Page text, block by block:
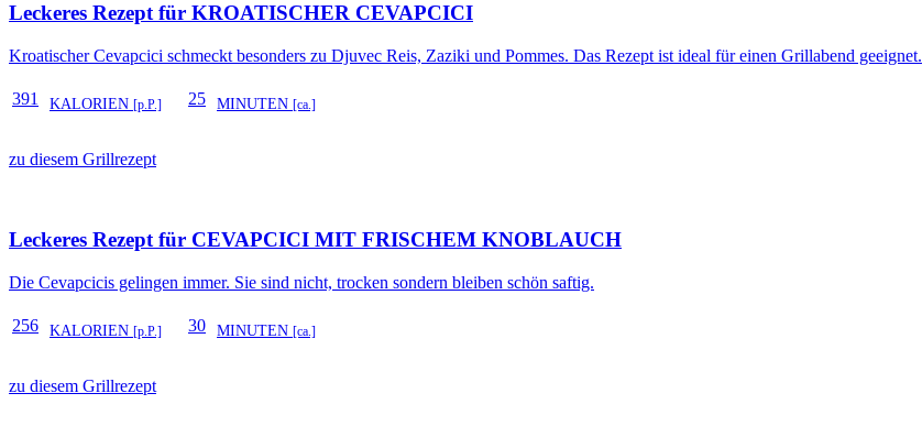
Leckeres Rezept für KROATISCHER CEVAPCICI
Kroatischer Cevapcici schmeckt besonders zu Djuvec Reis, Zaziki und Pommes. Das Rezept ist ideal für einen Grillabend geeignet.
391 KALORIEN [p.P.] 25 MINUTEN [ca.]
zu diesem Grillrezept
Leckeres Rezept für CEVAPCICI MIT FRISCHEM KNOBLAUCH
Die Cevapcicis gelingen immer. Sie sind nicht, trocken sondern bleiben schön saftig.
256 KALORIEN [p.P.] 30 MINUTEN [ca.]
zu diesem Grillrezept